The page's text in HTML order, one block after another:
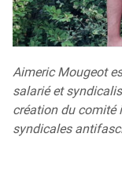
Aimeric Mougeot
salarié et
création du comité
syndicales